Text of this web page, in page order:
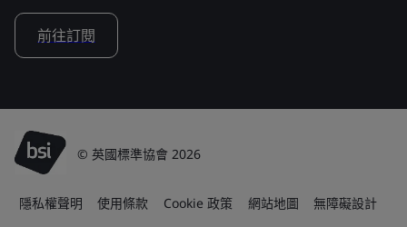
前往訂閱
© 英國標準協會 2026
隱私權聲明 使用條款 Cookie 政策 網站地圖 無障礙設計